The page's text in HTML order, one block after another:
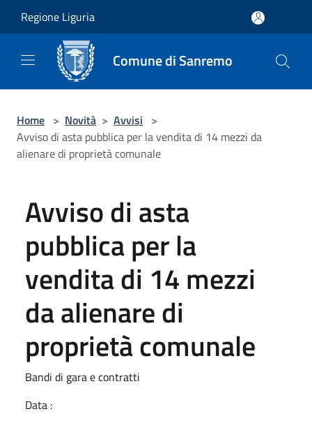
Regione Liguria
Comune di Sanremo
Home > Novità > Avvisi >
Avviso di asta pubblica per la vendita di 14 mezzi da
alienare di proprietà comunale
Avviso di asta
pubblica per la
vendita di 14 mezzi
da alienare di
proprietà comunale
Bandi di gara e contratti
Data :